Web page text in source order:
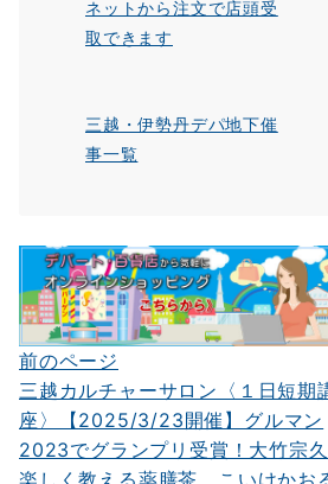
ネットから注文で店頭受
取できます
三越・伊勢丹デパ地下催
事一覧
投
稿
ナ
前のページ
三越カルチャーサロン〈１日短期
座〉【2025/3/23開催】グルマン
2023でグランプリ受賞！大竹宗
楽しく教える薬膳茶 こいけかお